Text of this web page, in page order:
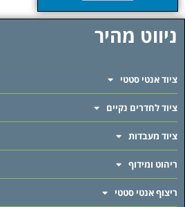
ניווט מהיר
ציוד אנטי סטטי
ציוד לחדרים נקיים
ציוד מעבדות
ריהוט ומידוף
ריצוף אנטי סטטי